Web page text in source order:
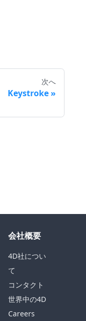
次へ
Keystroke
会社概要
4D社につい
て
コンタクト
世界中の4D
Careers